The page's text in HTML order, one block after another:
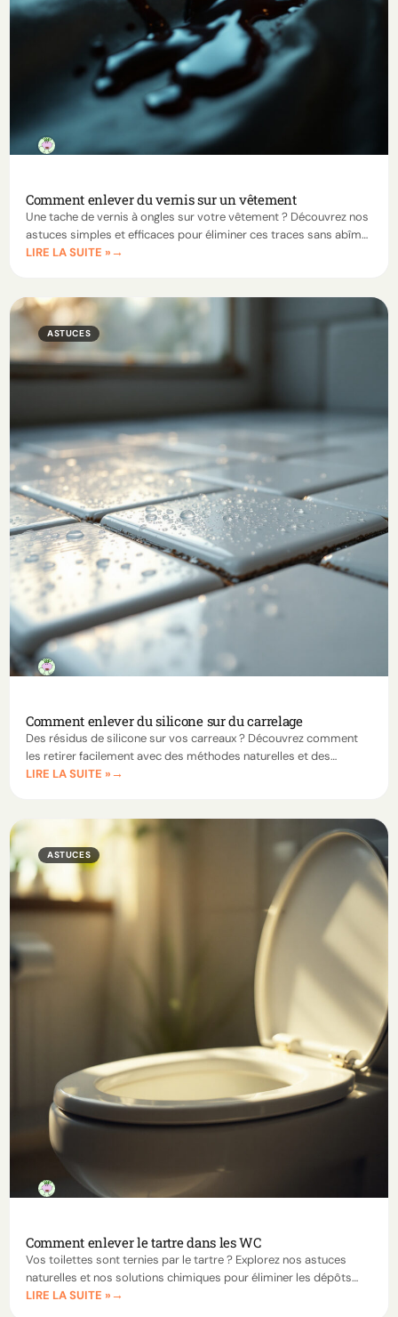
Comment enlever du vernis sur un vêtement
Une tache de vernis à ongles sur votre vêtement ? Découvrez nos
astuces simples et efficaces pour éliminer ces traces sans abîmer
vos tissus, même les plus fragiles.
LIRE LA SUITE »
ASTUCES
Comment enlever du silicone sur du carrelage
Des résidus de silicone sur vos carreaux ? Découvrez comment
les retirer facilement avec des méthodes naturelles et des
produits efficaces, sans abîmer votre carrelage.
LIRE LA SUITE »
ASTUCES
Comment enlever le tartre dans les WC
Vos toilettes sont ternies par le tartre ? Explorez nos astuces
naturelles et nos solutions chimiques pour éliminer les dépôts
incrustés et garder une cuvette éclatante.
LIRE LA SUITE »